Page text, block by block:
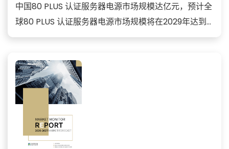
中国80 PLUS 认证服务器电源市场规模达亿元，预计全
球80 PLUS 认证服务器电源市场规模将在2029年达到...